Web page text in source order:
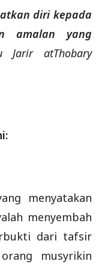
diri kepada
amalan yang
Jarir atThobary
menyatakan
menyembah
dari tafsir
musyrikin